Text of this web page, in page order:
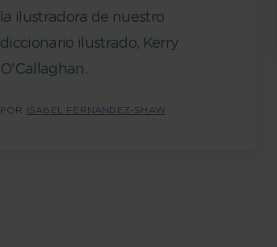
la ilustradora de nuestro
diccionario ilustrado, Kerry
O'Callaghan.
POR ISABEL FERNÁNDEZ-SHAW